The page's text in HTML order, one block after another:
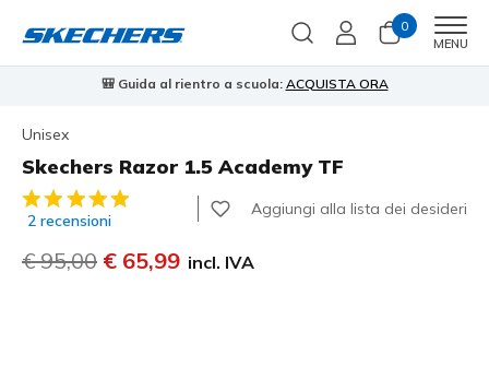
0
MENU
al rientro a scuola:ACQUISTA ORA ⭐Skechers VIP:
Unisex
Skechers Razor 1.5 Academy TF
Valutazione cliente 4 su 5
2 recensioni
Aggiungi alla lista dei desideri
Prezzo ridotto da
€ 95,00 per
€ 65,99 incl. IVA